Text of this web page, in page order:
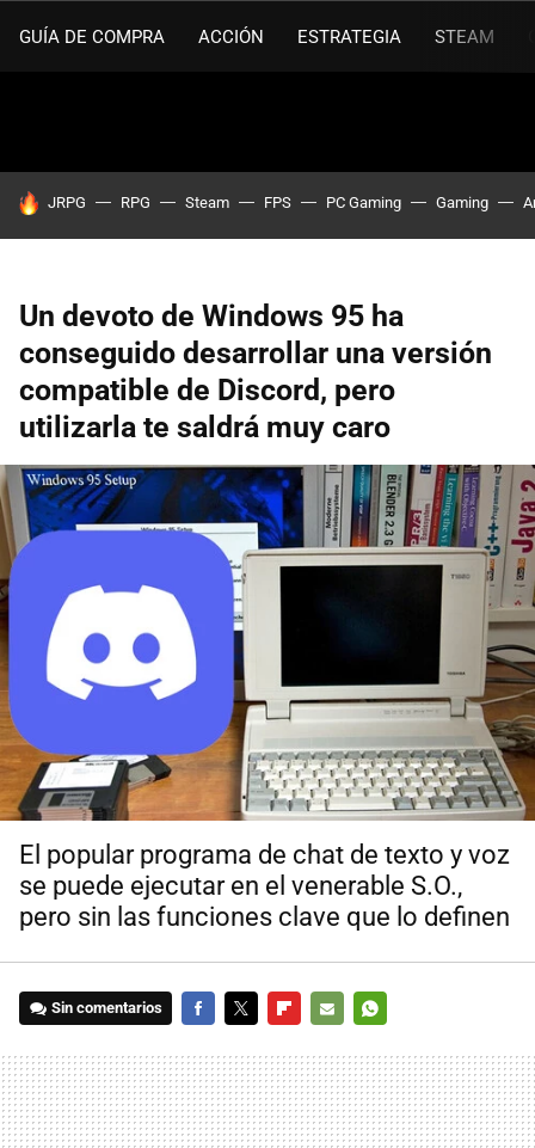
GUÍA DE COMPRA ACCIÓN ESTRATEGIA STEAM
HOY SE HABLA DE
JRPG RPG Steam FPS PC Gaming Gaming
Un devoto de Windows 95 ha
conseguido desarrollar una versión
compatible de Discord, pero
utilizarla te saldrá muy caro
El popular programa de chat de texto y voz
se puede ejecutar en el venerable S.O.,
pero sin las funciones clave que lo definen
Sin comentarios
MAIL